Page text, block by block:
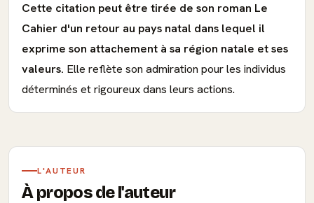
Cette citation peut être tirée de son roman Le
Cahier d'un retour au pays natal dans lequel il
exprime son attachement à sa région natale et ses
valeurs. Elle reflète son admiration pour les individus
déterminés et rigoureux dans leurs actions.
L'AUTEUR
À propos de l'auteur